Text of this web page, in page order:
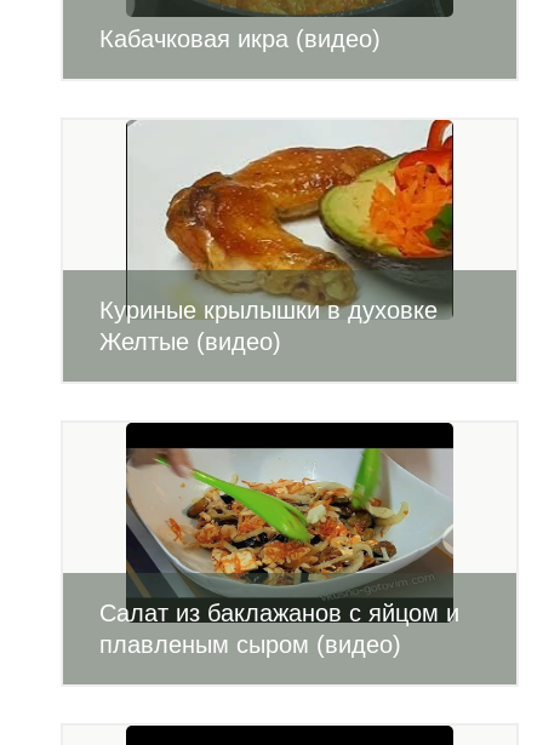
Кабачковая икра (видео)
Куриные крылышки в духовке
Желтые (видео)
Салат из баклажанов с яйцом и
плавленым сыром (видео)